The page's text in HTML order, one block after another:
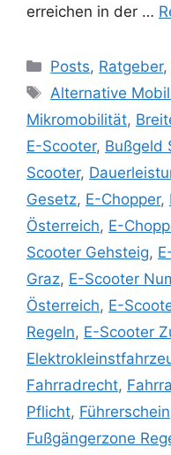
erreichen in der …
Posts, Ratgeber,
Alternative
Mikromobilität,
E-Scooter, Bußgeld
Scooter,
Gesetz, E-Chopper,
Österreich, E-
Scooter Gehsteig,
Graz, E-Scooter
Österreich, E-
Regeln, E-Scooter
Fahrradrecht,
Pflicht,
Fußgängerzone